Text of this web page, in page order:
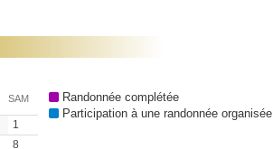
SAM
1
8
Randonnée complétée
Participation à une randonnée organisée